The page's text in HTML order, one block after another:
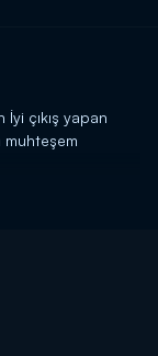
çıkış yapan
muhteşem